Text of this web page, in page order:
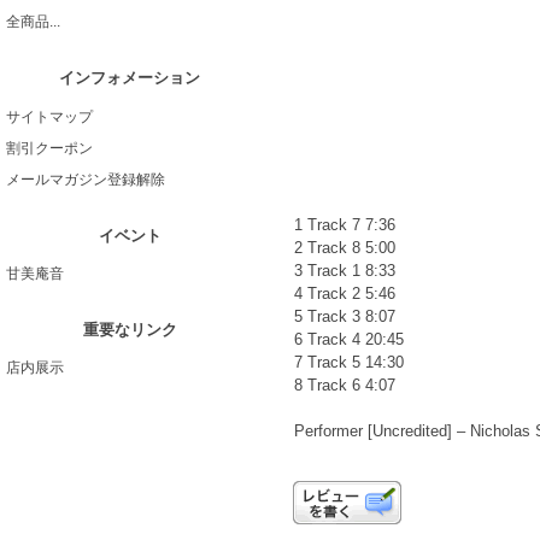
全商品...
インフォメーション
サイトマップ
割引クーポン
メールマガジン登録解除
イベント
甘美庵音
重要なリンク
店内展示
1 Track 7 7:36
2 Track 8 5:00
3 Track 1 8:33
4 Track 2 5:46
5 Track 3 8:07
6 Track 4 20:45
7 Track 5 14:30
8 Track 6 4:07
Performer [Uncredited] – Nicholas